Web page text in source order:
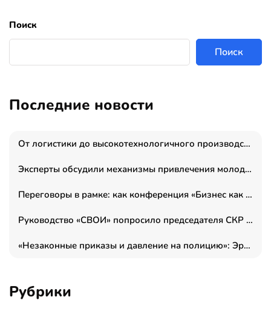
Поиск
Поиск
Последние новости
От логистики до высокотехнологичного производства: как основатель “гагаринга” выстраивает экосистему безопасности и гражданских БПЛА
Эксперты обсудили механизмы привлечения молодых специалистов в промышленные города
Переговоры в рамке: как конференция «Бизнес как искусство» переформатирует деловой этикет в стенах ТПП РФ
Руководство «СВОИ» попросило председателя СКР дать правовую оценку обысков в тыловом штабе
«Незаконные приказы и давление на полицию»: Эрнеста Султанова задержали у посольства Израиля во время одиночного пикета
Рубрики